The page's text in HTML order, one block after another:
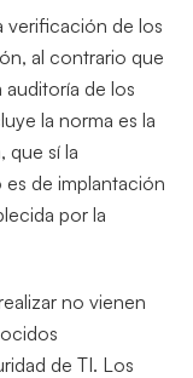
verificación de los
al contrario que
de los
la norma es la
que sí la
de implantación
por la
no vienen
de TI. Los